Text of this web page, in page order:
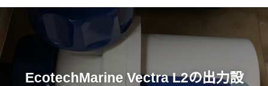
EcotechMarine Vectra L2の出力設